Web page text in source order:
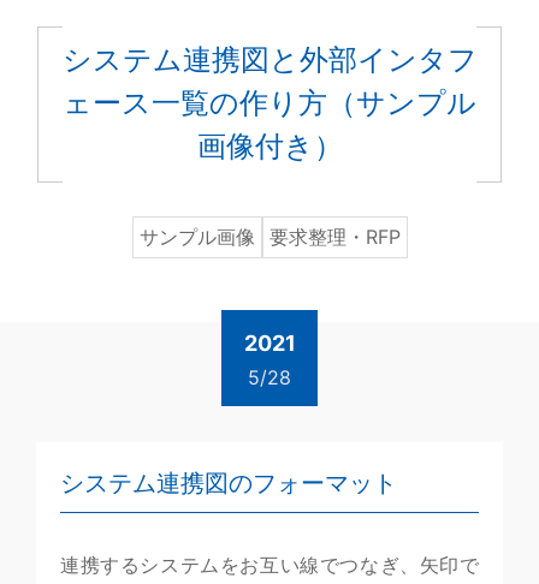
システム連携図と外部インタフ
ェース一覧の作り方（サンプル
画像付き）
サンプル画像 要求整理・RFP
2021
5/28
システム連携図のフォーマット
連携するシステムをお互い線でつなぎ、矢印で